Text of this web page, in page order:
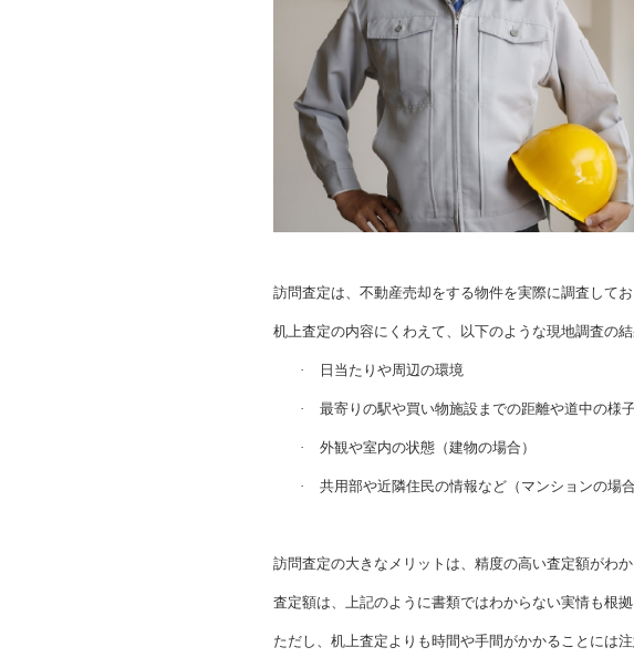
訪問査定は、不動産売却をする物件を実際に調査してお
机上査定の内容にくわえて、以下のような現地調査の結
· 日当たりや周辺の環境
· 最寄りの駅や買い物施設までの距離や道中の様
· 外観や室内の状態（建物の場合）
· 共用部や近隣住民の情報など（マンションの場合
訪問査定の大きなメリットは、精度の高い査定額がわか
査定額は、上記のように書類ではわからない実情も根
ただし、机上査定よりも時間や手間がかかることには注